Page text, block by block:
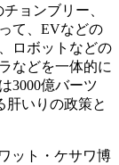
ョンブリー、
て、EVなどの
ロボットなどの
などを一体的に
3000億バーツ
肝いりの政策と
ット・ケサワ博